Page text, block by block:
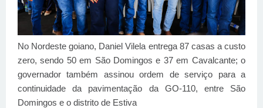
No Nordeste goiano, Daniel Vilela entrega 87 casas a custo
zero, sendo 50 em São Domingos e 37 em Cavalcante; o
governador também assinou ordem de serviço para a
continuidade da pavimentação da GO-110, entre São
Domingos e o distrito de Estiva